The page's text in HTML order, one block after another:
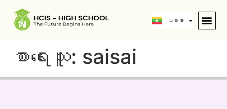
ဗမာစာ
English
စာရေးသူ: saisai